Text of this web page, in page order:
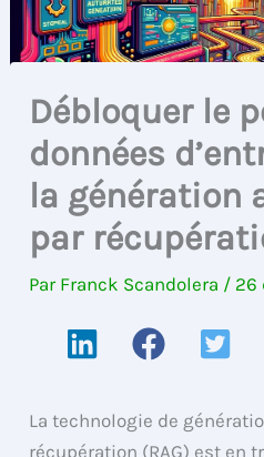
Débloquer le
données
la génération
par
Par Franck Scandolera / 26
La technologie de
récupération (RAG) est en